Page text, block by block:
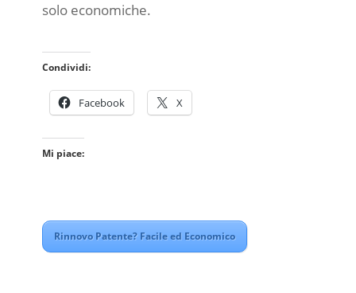
solo economiche.
Condividi:
Facebook X
Mi piace:
Rinnovo Patente? Facile ed Economico